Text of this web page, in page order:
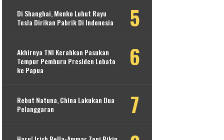
Di Shanghai, Menko Luhut Rayu
Tesla Dirikan Pabrik Di Indonesia
Akhirnya TNI Kerahkan Pasukan
Tempur Pemburu Presiden Lobato
ke Papua
Rebut Natuna, China Lakukan Dua
Pelanggaran